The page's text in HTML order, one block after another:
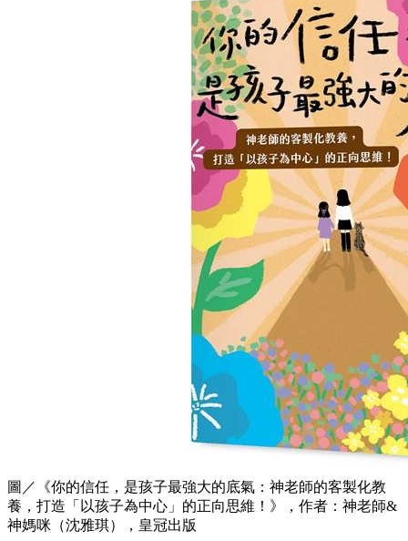
圖／《你的信任，是孩子最強大的底氣：神老師的客製化教
養，打造「以孩子為中心」的正向思維！》，作者：神老師&
神媽咪（沈雅琪），皇冠出版